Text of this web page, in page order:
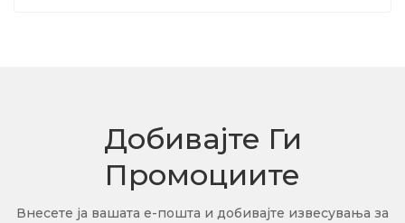
Добивајте Ги
Промоциите
Внесете ја вашата е-пошта и добивајте извесувања за